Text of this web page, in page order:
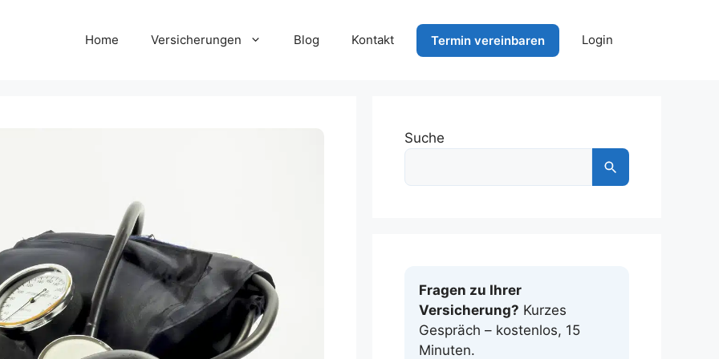
Home Versicherungen Blog Kontakt Termin vereinbaren Login
Suche
Fragen zu Ihrer
Versicherung? Kurzes
Gespräch – kostenlos, 15
Minuten.